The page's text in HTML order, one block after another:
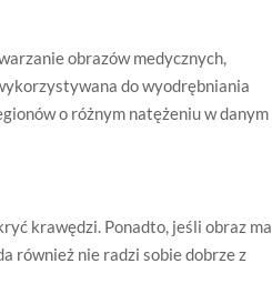
obrazów medycznych,
do wyodrębniania
o różnym natężeniu w danym
krawędzi. Ponadto, jeśli obraz ma
również nie radzi sobie dobrze z